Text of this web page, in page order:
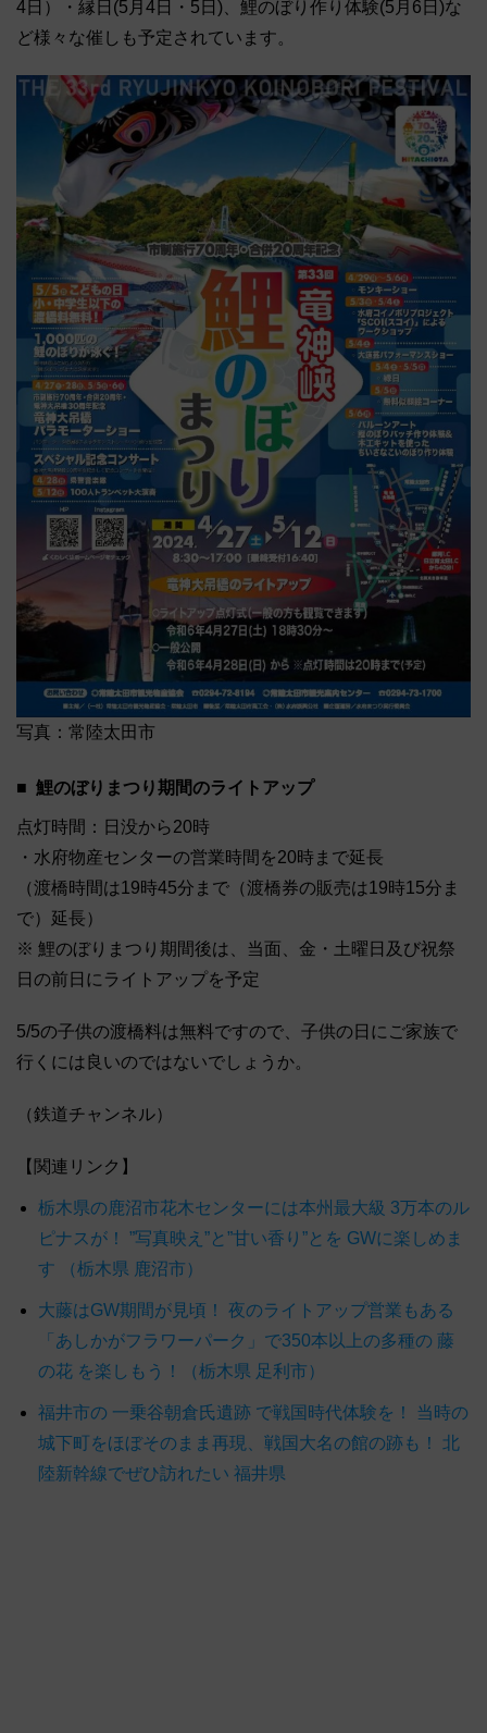
4日）・縁日(5月4日・5日)、鯉のぼり作り体験(5月6日)な
ど様々な催しも予定されています。
写真：常陸太田市
鯉のぼりまつり期間のライトアップ
点灯時間：日没から20時
・水府物産センターの営業時間を20時まで延長
（渡橋時間は19時45分まで（渡橋券の販売は19時15分ま
で）延長）
※ 鯉のぼりまつり期間後は、当面、金・土曜日及び祝祭
日の前日にライトアップを予定
5/5の子供の渡橋料は無料ですので、子供の日にご家族で
行くには良いのではないでしょうか。
（鉄道チャンネル）
【関連リンク】
栃木県の鹿沼市花木センターには本州最大級 3万本のル
ピナスが！ ”写真映え”と”甘い香り”とを GWに楽しめま
す （栃木県 鹿沼市）
大藤はGW期間が見頃！ 夜のライトアップ営業もある
「あしかがフラワーパーク」で350本以上の多種の 藤
の花 を楽しもう！（栃木県 足利市）
福井市の 一乗谷朝倉氏遺跡 で戦国時代体験を！ 当時の
城下町をほぼそのまま再現、戦国大名の館の跡も！ 北
陸新幹線でぜひ訪れたい 福井県